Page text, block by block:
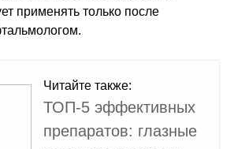
применять только после
Читайте также:
ТОП-5 эффективных
препаратов: глазные